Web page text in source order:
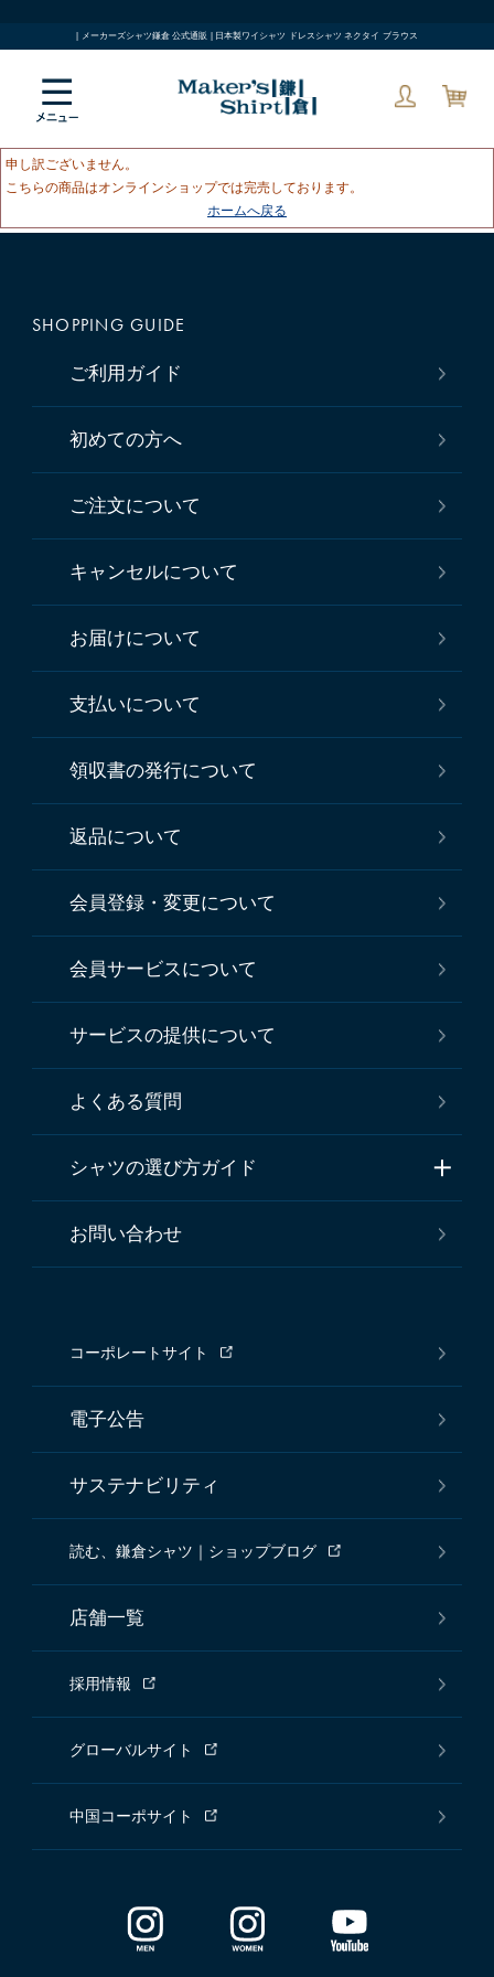
| メーカーズシャツ鎌倉 公式通販 | 日本製ワイシャツ ドレスシャツ ネクタイ ブラウス
申し訳ございません。
こちらの商品はオンラインショップでは完売しております。
ホームへ戻る
SHOPPING GUIDE
ご利用ガイド
初めての方へ
ご注文について
キャンセルについて
お届けについて
支払いについて
領収書の発行について
返品について
会員登録・変更について
会員サービスについて
サービスの提供について
よくある質問
シャツの選び方ガイド
お問い合わせ
コーポレートサイト
電子公告
サステナビリティ
読む、鎌倉シャツ｜ショップブログ
店舗一覧
採用情報
グローバルサイト
中国コーポサイト